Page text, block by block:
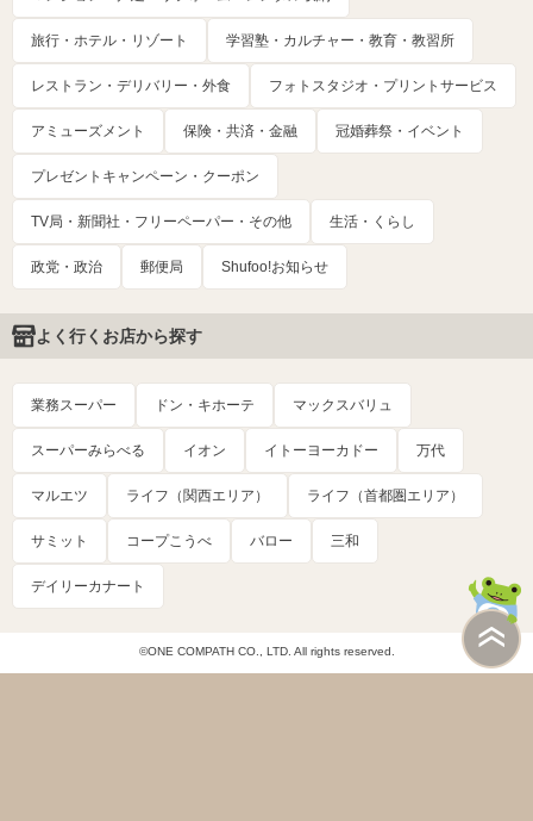
旅行・ホテル・リゾート 学習塾・カルチャー・教育・教習所
レストラン・デリバリー・外食 フォトスタジオ・プリントサービス
アミューズメント 保険・共済・金融 冠婚葬祭・イベント
プレゼントキャンペーン・クーポン
TV局・新聞社・フリーペーパー・その他 生活・くらし
政党・政治 郵便局 Shufoo!お知らせ
よく行くお店から探す
業務スーパー ドン・キホーテ マックスバリュ
スーパーみらべる イオン イトーヨーカドー 万代
マルエツ ライフ（関西エリア） ライフ（首都圏エリア）
サミット コープこうべ バロー 三和
デイリーカナート
©ONE COMPATH CO., LTD. All rights reserved.